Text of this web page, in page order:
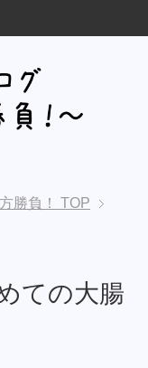
勝負！
TOP
ての大腸